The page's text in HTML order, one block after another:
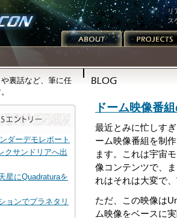
リ
ス
サイトメニュー
ドーム映像番
最近とみに忙しす
ーム映像番組を制
ます。これは宇宙
像コンテンツで、
れはそれは大変で
ただ、この映像は
ム映像をベースに
裏話など、筆に任
ダーデモレポート
クサンドリアへ出
星にQuadraturaを
ョンでプラネタリ